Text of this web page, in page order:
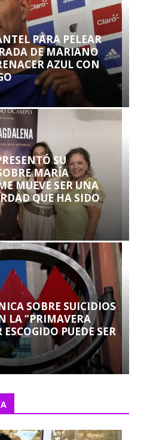
PARA PELEAR
DE MARIANO
AZUL CON
SU
MARÍA
MUEVE SER UNA
QUE HA SIDO
SOBRE SUICIDIOS
LA “PRIMAVERA
ESCOGIDO PUEDE SER